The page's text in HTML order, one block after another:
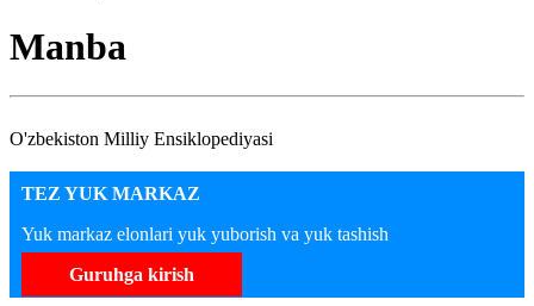
Manba
O'zbekiston Milliy Ensiklopediyasi
TEZ YUK MARKAZ
Yuk markaz elonlari yuk yuborish va yuk tashish
Guruhga kirish